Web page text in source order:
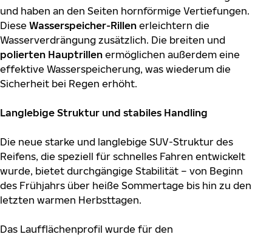
und haben an den Seiten hornförmige Vertiefungen.
Diese Wasserspeicher-Rillen erleichtern die
Wasserverdrängung zusätzlich. Die breiten und
polierten Hauptrillen ermöglichen außerdem eine
effektive Wasserspeicherung, was wiederum die
Sicherheit bei Regen erhöht.
Langlebige Struktur und stabiles Handling
Die neue starke und langlebige SUV-Struktur des
Reifens, die speziell für schnelles Fahren entwickelt
wurde, bietet durchgängige Stabilität – von Beginn
des Frühjahrs über heiße Sommertage bis hin zu den
letzten warmen Herbsttagen.
Das Laufflächenprofil wurde für den